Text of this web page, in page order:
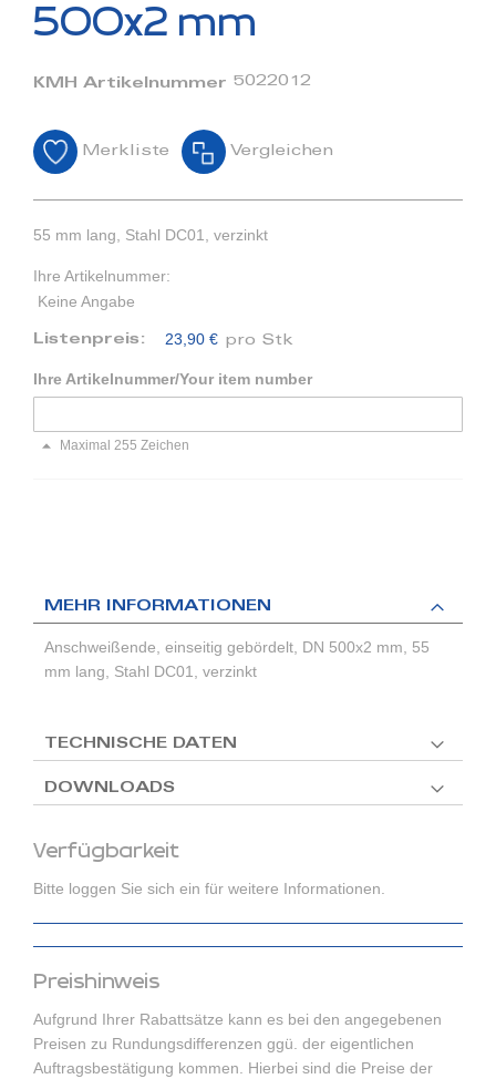
springen
500x2 mm
KMH Artikelnummer 5022012
Merkliste Vergleichen
55 mm lang, Stahl DC01, verzinkt
Ihre Artikelnummer:
Keine Angabe
Listenpreis: 23,90 € pro Stk
Ihre Artikelnummer/Your item number
Maximal 255 Zeichen
Verfügbarkeit
Bitte loggen Sie sich ein für weitere Informationen.
Preishinweis
Aufgrund Ihrer Rabattsätze kann es bei den angegebenen
Preisen zu Rundungsdifferenzen ggü. der eigentlichen
Auftragsbestätigung kommen. Hierbei sind die Preise der
MEHR INFORMATIONEN
Anschweißende, einseitig gebördelt, DN 500x2 mm, 55
mm lang, Stahl DC01, verzinkt
TECHNISCHE DATEN
DOWNLOADS